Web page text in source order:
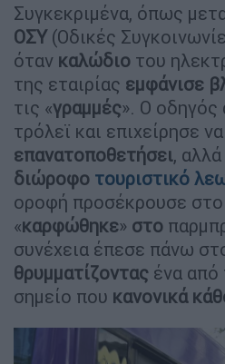
Συγκεκριμένα, όπως
ΟΣΥ(Οδικές
όταν καλώδιο του
της εταιρίας εμφάνισε
τις «γραμμές». Ο οδηγός
τρόλεϊ και επιχείρησε
επανατοποθετήσει,
διώροφο τουριστικό
οροφή προσέκρουσε
«καρφώθηκε» στο
συνέχεια έπεσε πάνω
θρυμματίζοντας ένα από
σημείο που κανονικά